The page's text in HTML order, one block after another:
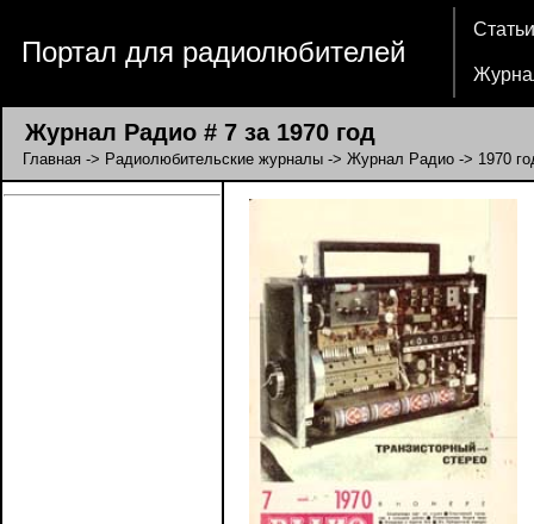
Портал для радиолюбителей
Статьи
Журнал Радио # 7 за 1970 год
Главная -> Радиолюбительские журналы -> Журнал Радио -> 1970